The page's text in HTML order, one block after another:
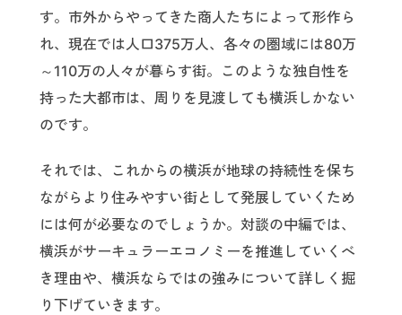
す。市外からやってきた商人たちによって形作ら
れ、現在では人口375万人、各々の圏域には80万
～110万の人々が暮らす街。このような独自性を
持った大都市は、周りを見渡しても横浜しかない
のです。
それでは、これからの横浜が地球の持続性を保ち
ながらより住みやすい街として発展していくため
には何が必要なのでしょうか。対談の中編では、
横浜がサーキュラーエコノミーを推進していくべ
き理由や、横浜ならではの強みについて詳しく掘
り下げていきます。